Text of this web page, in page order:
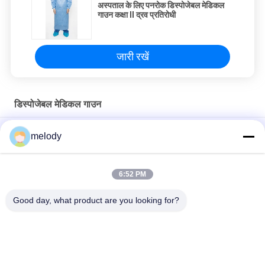
अस्पताल के लिए पनरोक डिस्पोजेबल मेडिकल
गाउन कक्षा II द्रव प्रतिरोधी
जारी रखें
डिस्पोजेबल मेडिकल गाउन
नरम और आरामदायक डिस्पोजेबल मेडिकल गाउन स्वनिर्धारित लोगो OEM स्वीकार
किए जाते हैंmelody
6:52 PM
Good day, what product are you looking for?